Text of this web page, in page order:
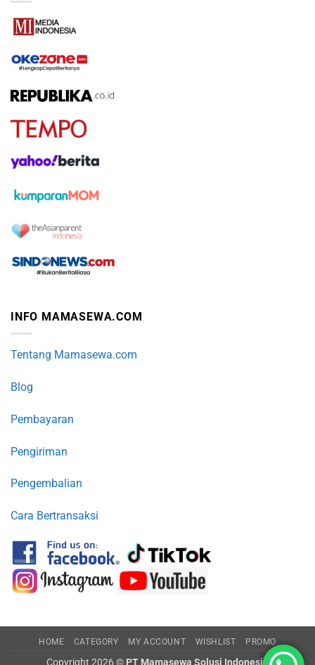
INFO MAMASEWA.COM
Tentang Mamasewa.com
Blog
Pembayaran
Pengiriman
Pengembalian
Cara Bertransaksi
HOME CATEGORY MY ACCOUNT WISHLIST PROMO